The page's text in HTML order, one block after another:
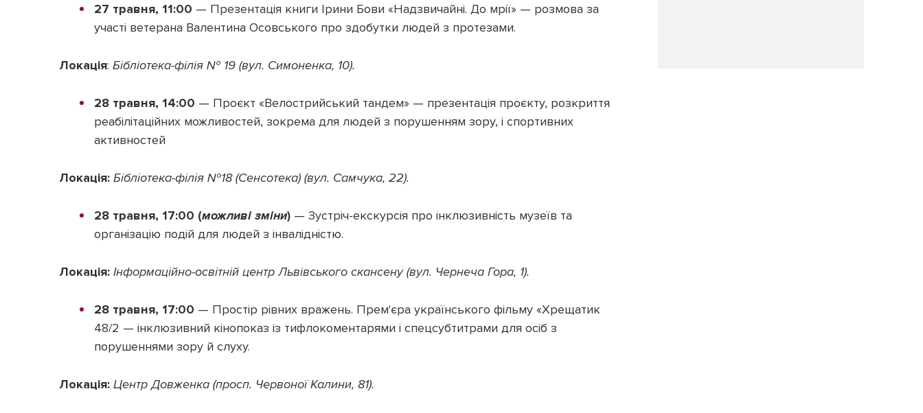
27 травня, 11:00 — Презентація книги Ірини Бови «Надзвичайні. До мрії» — розмова за
участі ветерана Валентина Осовського про здобутки людей з протезами.
Локація: Бібліотека-філія № 19 (вул. Симоненка, 10).
28 травня, 14:00 — Проєкт «Велострийський тандем» — презентація проєкту, розкриття
реабілітаційних можливостей, зокрема для людей з порушенням зору, і спортивних
активностей
Локація: Бібліотека-філія №18 (Сенсотека) (вул. Самчука, 22).
28 травня, 17:00 (можливі зміни) — Зустріч-екскурсія про інклюзивність музеїв та
організацію подій для людей з інвалідністю.
Локація: Інформаційно-освітній центр Львівського скансену (вул. Чернеча Гора, 1).
28 травня, 17:00 — Простір рівних вражень. Прем'єра українського фільму «Хрещатик
48/2 — інклюзивний кінопоказ із тифлокоментарями і спецсубтитрами для осіб з
порушеннями зору й слуху.
Локація: Центр Довженка (просп. Червоної Калини, 81).